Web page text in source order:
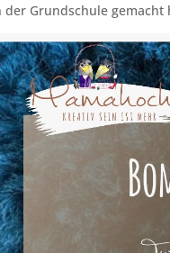
Grundschule gemacht